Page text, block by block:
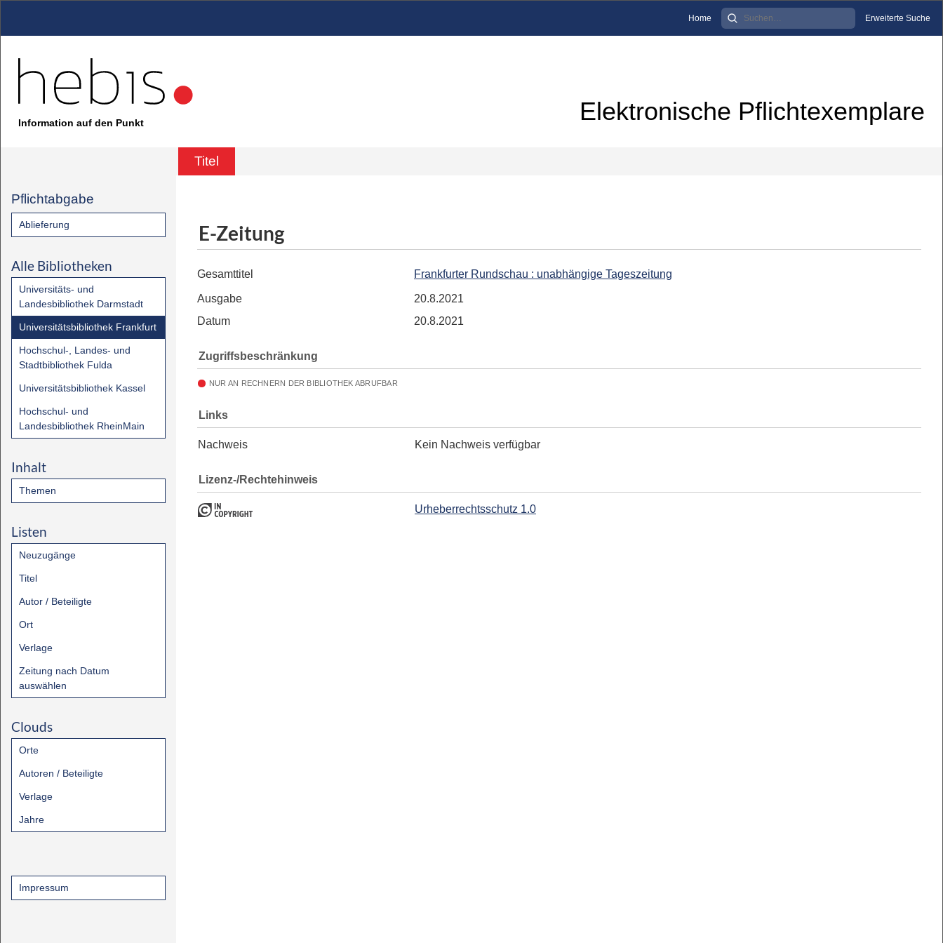
Home Erweiterte Suche
Information auf den Punkt Elektronische Pflichtexemplare
Titel
Pflichtabgabe
Ablieferung
Alle Bibliotheken
Universitäts- und
Landesbibliothek Darmstadt
Universitätsbibliothek Frankfurt
Hochschul-, Landes- und
Stadtbibliothek Fulda
Universitätsbibliothek Kassel
Hochschul- und
Landesbibliothek RheinMain
Inhalt
Themen
Listen
Neuzugänge
Titel
Autor / Beteiligte
Ort
Verlage
Zeitung nach Datum
auswählen
Clouds
Orte
Autoren / Beteiligte
Verlage
Jahre
Impressum
E-Zeitung
Gesamttitel Frankfurter Rundschau : unabhängige Tageszeitung
Ausgabe
20.8.2021
Datum
20.8.2021
Zugriffsbeschränkung
NUR AN RECHNERN DER BIBLIOTHEK ABRUFBAR
Links
Nachweis Kein Nachweis verfügbar
Lizenz-/Rechtehinweis
Urheberrechtsschutz 1.0